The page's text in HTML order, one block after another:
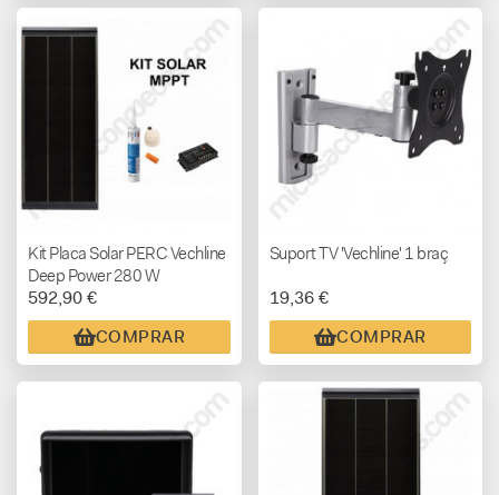
Kit Placa Solar PERC Vechline
Deep Power 280 W
Regulador MPPT
592,90 €
COMPRAR
Suport TV 'Vechline' 1 braç
19,36 €
COMPRAR